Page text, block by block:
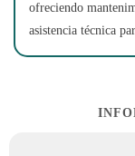
ofreciendo
asistencia técnica